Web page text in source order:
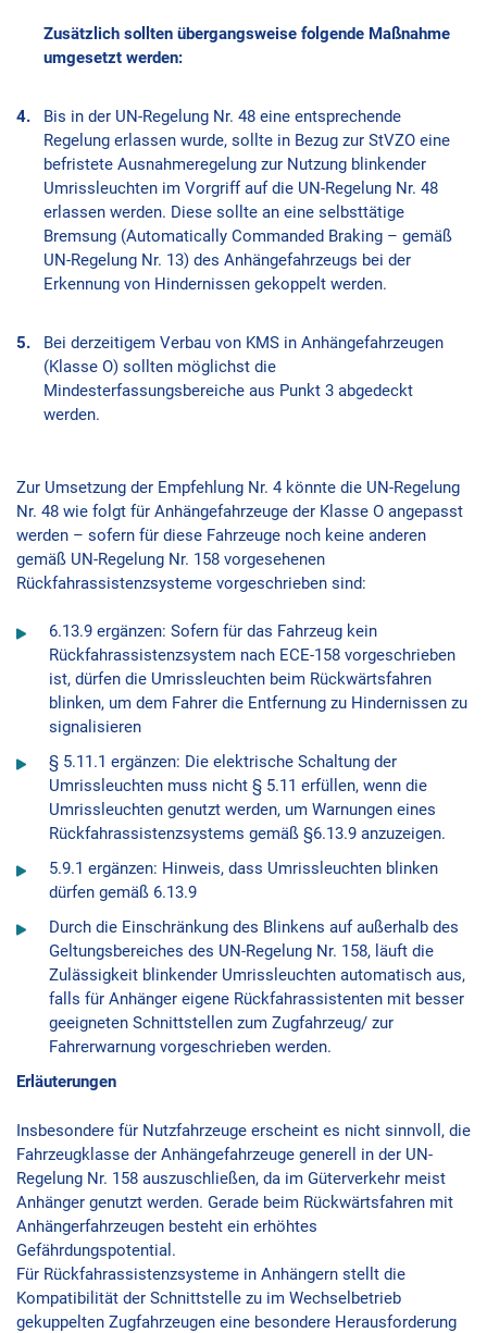
Zusätzlich sollten übergangsweise folgende Maßnahme
umgesetzt werden:
Bis in der UN-Regelung Nr. 48 eine entsprechende
Regelung erlassen wurde, sollte in Bezug zur StVZO eine
befristete Ausnahmeregelung zur Nutzung blinkender
Umrissleuchten im Vorgriff auf die UN-Regelung Nr. 48
erlassen werden. Diese sollte an eine selbsttätige
Bremsung (Automatically Commanded Braking – gemäß
UN-Regelung Nr. 13) des Anhängefahrzeugs bei der
Erkennung von Hindernissen gekoppelt werden.
Bei derzeitigem Verbau von KMS in Anhängefahrzeugen
(Klasse O) sollten möglichst die
Mindesterfassungsbereiche aus Punkt 3 abgedeckt
werden.
Zur Umsetzung der Empfehlung Nr. 4 könnte die UN-Regelung
Nr. 48 wie folgt für Anhängefahrzeuge der Klasse O angepasst
werden – sofern für diese Fahrzeuge noch keine anderen
gemäß UN-Regelung Nr. 158 vorgesehenen
Rückfahrassistenzsysteme vorgeschrieben sind:
6.13.9 ergänzen: Sofern für das Fahrzeug kein
Rückfahrassistenzsystem nach ECE-158 vorgeschrieben
ist, dürfen die Umrissleuchten beim Rückwärtsfahren
blinken, um dem Fahrer die Entfernung zu Hindernissen zu
signalisieren
§ 5.11.1 ergänzen: Die elektrische Schaltung der
Umrissleuchten muss nicht § 5.11 erfüllen, wenn die
Umrissleuchten genutzt werden, um Warnungen eines
Rückfahrassistenzsystems gemäß §6.13.9 anzuzeigen.
5.9.1 ergänzen: Hinweis, dass Umrissleuchten blinken
dürfen gemäß 6.13.9
Durch die Einschränkung des Blinkens auf außerhalb des
Geltungsbereiches des UN-Regelung Nr. 158, läuft die
Zulässigkeit blinkender Umrissleuchten automatisch aus,
falls für Anhänger eigene Rückfahrassistenten mit besser
geeigneten Schnittstellen zum Zugfahrzeug/ zur
Fahrerwarnung vorgeschrieben werden.
Erläuterungen
Insbesondere für Nutzfahrzeuge erscheint es nicht sinnvoll, die
Fahrzeugklasse der Anhängefahrzeuge generell in der UN-
Regelung Nr. 158 auszuschließen, da im Güterverkehr meist
Anhänger genutzt werden. Gerade beim Rückwärtsfahren mit
Anhängerfahrzeugen besteht ein erhöhtes
Gefährdungspotential.
Für Rückfahrassistenzsysteme in Anhängern stellt die
Kompatibilität der Schnittstelle zu im Wechselbetrieb
gekuppelten Zugfahrzeugen eine besondere Herausforderung